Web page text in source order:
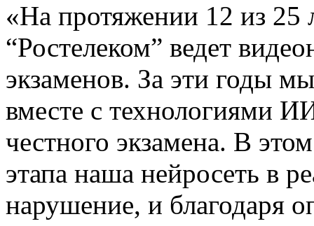
«На протяжении 12 из 25
“Ростелеком” ведет
экзаменов. За эти годы
вместе с технологиями
честного экзамена. В
этапа наша нейросеть в
нарушение, и благодаря